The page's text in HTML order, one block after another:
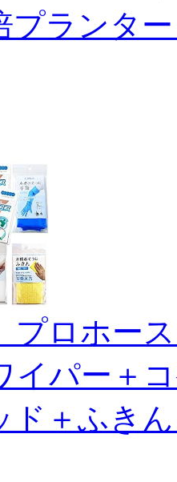
プランタ
】プロホ
イパー＋
ド＋ふき